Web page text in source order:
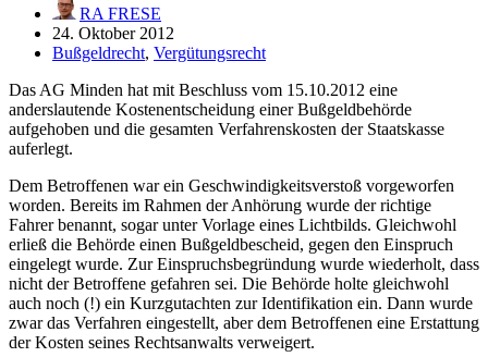
RA FRESE
24. Oktober 2012
Bußgeldrecht, Vergütungsrecht
Das AG Minden hat mit Beschluss vom 15.10.2012 eine
anderslautende Kostenentscheidung einer Bußgeldbehörde
aufgehoben und die gesamten Verfahrenskosten der Staatskasse
auferlegt.
Dem Betroffenen war ein Geschwindigkeitsverstoß vorgeworfen
worden. Bereits im Rahmen der Anhörung wurde der richtige
Fahrer benannt, sogar unter Vorlage eines Lichtbilds. Gleichwohl
erließ die Behörde einen Bußgeldbescheid, gegen den Einspruch
eingelegt wurde. Zur Einspruchsbegründung wurde wiederholt, dass
nicht der Betroffene gefahren sei. Die Behörde holte gleichwohl
auch noch (!) ein Kurzgutachten zur Identifikation ein. Dann wurde
zwar das Verfahren eingestellt, aber dem Betroffenen eine Erstattung
der Kosten seines Rechtsanwalts verweigert.